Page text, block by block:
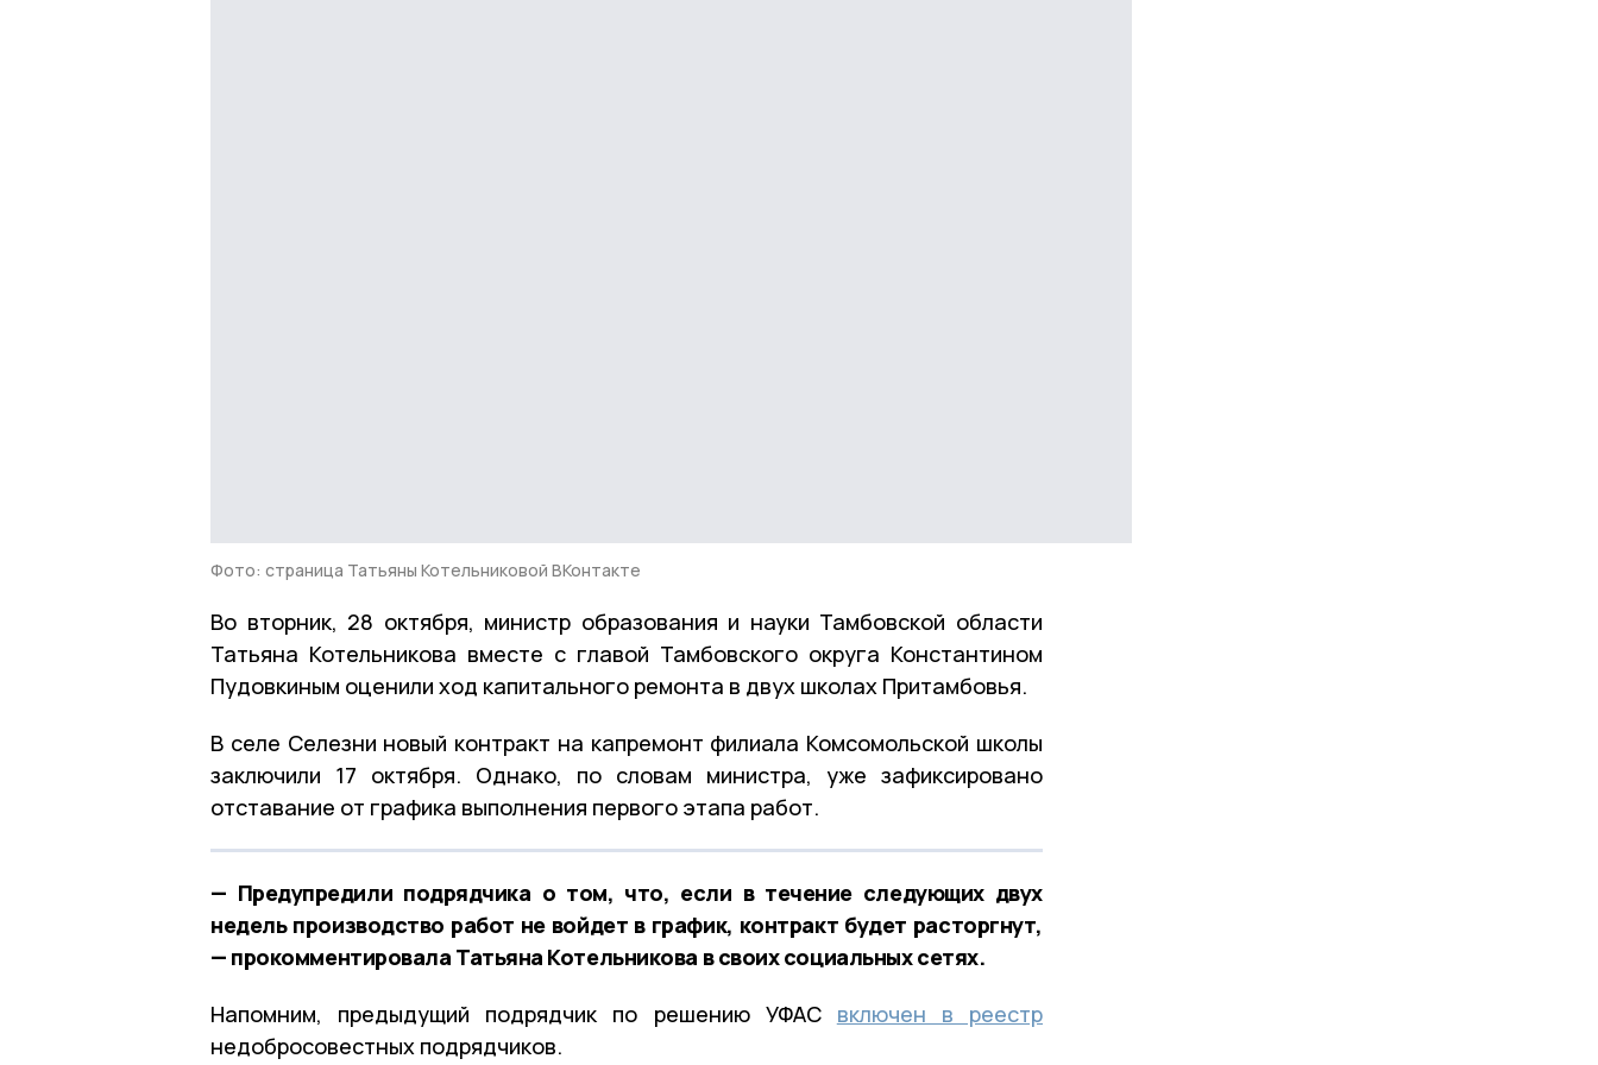
Фото: страница Татьяны Котельниковой ВКонтакте
Во вторник, 28 октября, министр образования и науки Тамбовской области
Татьяна Котельникова вместе с главой Тамбовского округа Константином
Пудовкиным оценили ход капитального ремонта в двух школах Притамбовья.
В селе Селезни новый контракт на капремонт филиала Комсомольской школы
заключили 17 октября. Однако, по словам министра, уже зафиксировано
отставание от графика выполнения первого этапа работ.
— Предупредили подрядчика о том, что, если в течение следующих двух
недель производство работ не войдет в график, контракт будет расторгнут,
— прокомментировала Татьяна Котельникова в своих социальных сетях.
Напомним, предыдущий подрядчик по решению УФАС включен в реестр
недобросовестных подрядчиков.